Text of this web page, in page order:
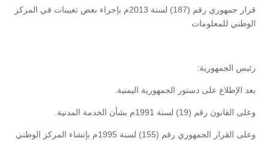
قرار جمهوري رقم (187) لسنة 2013م بإجراء بعض تعيينات في المركز
الوطني للمعلومات
رئيس الجمهورية:
بعد الإطلاع على دستور الجمهورية اليمنية.
وعلى القانون رقم (19) لسنة 1991م بشأن الخدمة المدنية.
وعلى القرار الجمهوري رقم (155) لسنة 1995م بإنشاء المركز الوطني